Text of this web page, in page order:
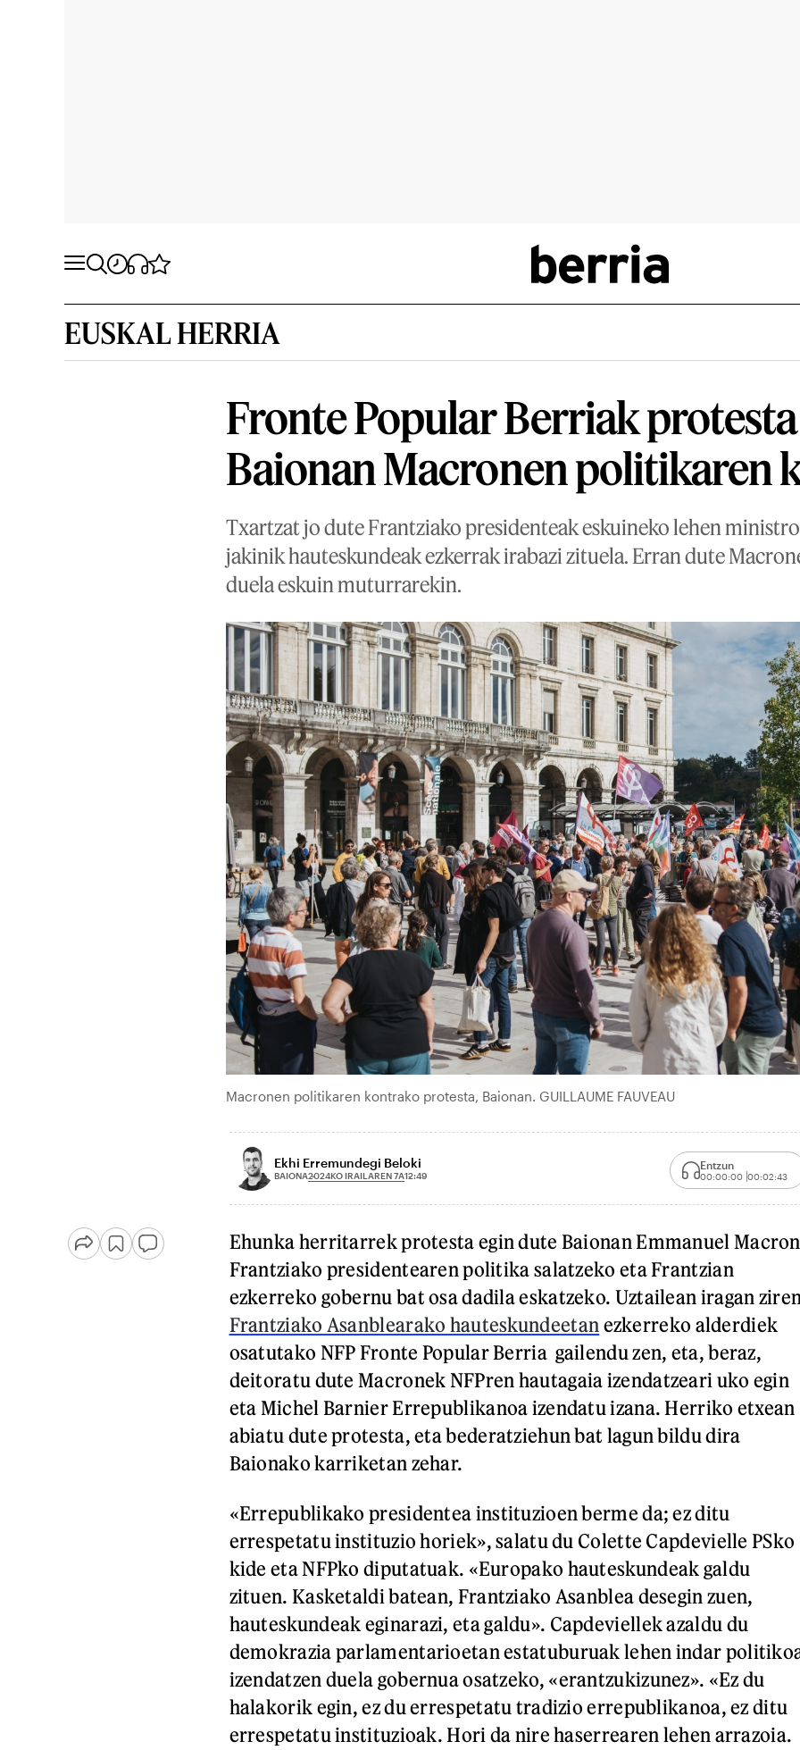
EUSKAL HERRIA
Fronte Popular Berriak
Baionan Macronen politikaren
Txartzat jo dute Frantziako presidenteak eskuineko lehen
jakinik hauteskundeak ezkerrak irabazi zituela. Erran dute
duela eskuin muturrarekin.
Macronen politikaren kontrako protesta, Baionan. GUILLAUME FAUVEAU
Ekhi Erremundegi Beloki
BAIONA2024KO IRAILAREN 7A12:49
Entzun
00:00:00 00:02:43
Ehunka herritarrek protesta egin dute Baionan Emmanuel Macron
Frantziako presidentearen politika salatzeko eta Frantzian
ezkerreko gobernu bat osa dadila eskatzeko. Uztailean iragan
Frantziako Asanblearako hauteskundeetan ezkerreko alderdiek
osatutako NFP Fronte Popular Berria gailendu zen, eta, beraz,
deitoratu dute Macronek NFPren hautagaia izendatzeari uko egin
eta Michel Barnier Errepublikanoa izendatu izana. Herriko etxean
abiatu dute protesta, eta bederatziehun bat lagun bildu dira
Baionako karriketan zehar.
«Errepublikako presidentea instituzioen berme da; ez ditu
errespetatu instituzio horiek», salatu du Colette Capdevielle PSko
kide eta NFPko diputatuak. «Europako hauteskundeak galdu
zituen. Kasketaldi batean, Frantziako Asanblea desegin zuen,
hauteskundeak eginarazi, eta galdu». Capdeviellek azaldu du
demokrazia parlamentarioetan estatuburuak lehen indar
izendatzen duela gobernua osatzeko, «erantzukizunez». «Ez du
halakorik egin, ez du errespetatu tradizio errepublikanoa, ez ditu
errespetatu instituzioak. Hori da nire haserrearen lehen arrazoia.